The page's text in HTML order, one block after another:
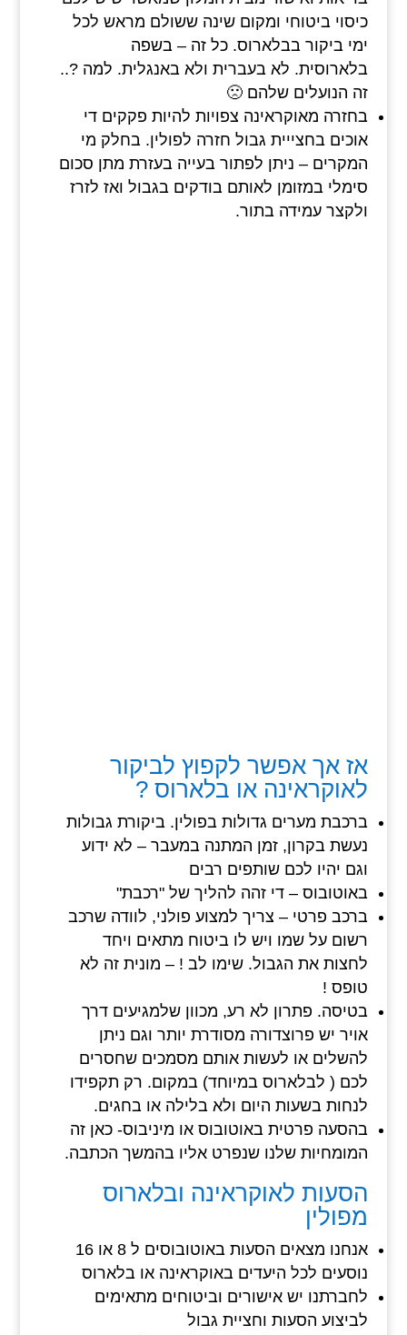
כיסוי ביטוחי ומקום שינה ששולם מראש לכל
ימי ביקור בבלארוס. כל זה – בשפה
בלארוסית. לא בעברית ולא באנגלית. למה ?..
זה הנועלים שלהם 🙁
בחזרה מאוקראינה צפויות להיות פקקים די
אוכים בחצייית גבול חזרה לפולין. בחלק מי
המקרים – ניתן לפתור בעייה בעזרת מתן סכום
סימלי במזומן לאותם בודקים בגבול ואז לזרז
ולקצר עמידה בתור.
אז אך אפשר לקפוץ לביקור
לאוקראינה או בלארוס ?
ברכבת מערים גדולות בפולין. ביקורת גבולות
נעשת בקרון, זמן המתנה במעבר – לא ידוע
וגם יהיו לכם שותפים רבים
באוטובוס – די זהה להליך של "רכבת"
ברכב פרטי – צריך למצוע פולני, לוודה שרכב
רשום על שמו ויש לו ביטוח מתאים ויחד
לחצות את הגבול. שימו לב ! – מונית זה לא
טופס !
בטיסה. פתרון לא רע, מכוון שלמגיעים דרך
אויר יש פרוצדורה מסודרת יותר וגם ניתן
להשלים או לעשות אותם מסמכים שחסרים
לכם ( לבלארוס במיוחד) במקום. רק תקפידו
לנחות בשעות היום ולא בלילה או בחגים.
בהסעה פרטית באוטובוס או מיניבוס- כאן זה
המומחיות שלנו שנפרט אליו בהמשך הכתבה.
הסעות לאוקראינה ובלארוס
מפולין
אנחנו מצאים הסעות באוטובוסים ל 8 או 16
נוסעים לכל היעדים באוקראינה או בלארוס
לחברתנו יש אישורים וביטוחים מתאימים
לביצוע הסעות וחציית גבול